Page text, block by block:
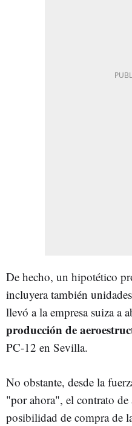
De hecho, un hipotético
incluyera también
llevó a la empresa suiza a
producción de
PC-12 en Sevilla.
No obstante, desde la
"por ahora", el contrato de
posibilidad de compra de